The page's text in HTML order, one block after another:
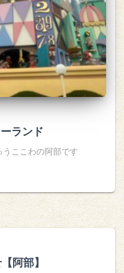
ランド
ここわの阿部です
阿部】